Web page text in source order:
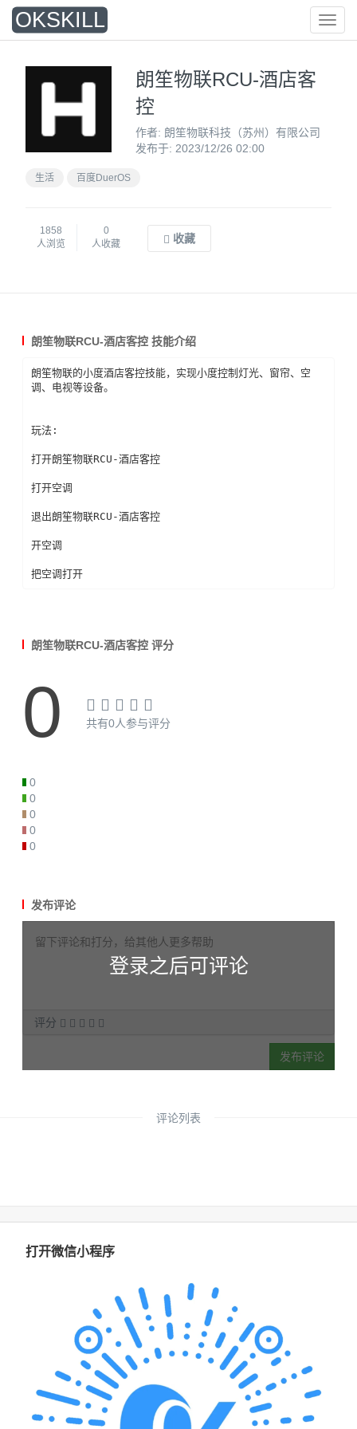
菜
单
OKSKILL
朗笙物联RCU-酒店客
控
作者: 朗笙物联科技（苏州）有限公司
发布于: 2023/12/26 02:00
生活 百度DuerOS
1858
人浏览
0
人收藏
收藏
朗笙物联RCU-酒店客控 技能介绍
朗笙物联的小度酒店客控技能，实现小度控制灯光、窗帘、空
调、电视等设备。
玩法:
打开朗笙物联RCU-酒店客控
打开空调
退出朗笙物联RCU-酒店客控
开空调
把空调打开
朗笙物联RCU-酒店客控 评分
0 共有0人参与评分
0
0
0
0
0
发布评论
评分
发布评论
登录之后可评论
评论列表
打开微信小程序